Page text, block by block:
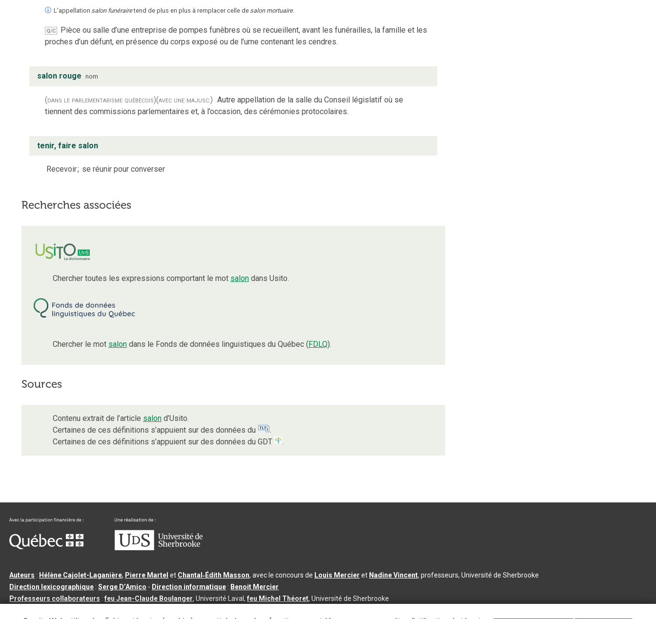
L’appellation salon funérairetend de plus en plus à remplacer celle de salon mortuaire.
Q/C
Pièce ou salle d’une entreprise de pompes funèbres où se recueillent, avant les funérailles, la famille et les
proches d’un défunt, en présence du corps exposé ou de l’urne contenant les cendres.
salon rouge nom
(dans le parlementarisme québécois)(avec une majusc.) Autre appellation de la salle du Conseil législatif où se
tiennent des commissions parlementaires et, à l’occasion, des cérémonies protocolaires.
tenir, faire salon
Recevoir; se réunir pour converser
Recherches associées
Chercher toutes les expressions comportant le mot salon dans Usito.
Chercher le mot salon dans le Fonds de données linguistiques du Québec (FDLQ).
Sources
Contenu extrait de l’article salon d’Usito.
Certaines de ces définitions s’appuient sur des données du
.
Certaines de ces définitions s’appuient sur des données du GDT
.
Auteurs : Hélène Cajolet-Laganière, Pierre Martel et Chantal‑Édith Masson, avec le concours de Louis Mercier et Nadine Vincent, professeurs, Université de Sherbrooke
Direction lexicographique :Serge D’Amico - Direction informatique : Benoit Mercier
Professeurs collaborateurs :feu Jean-Claude Boulanger, Université Laval,feu Michel Théoret, Université de Sherbrooke